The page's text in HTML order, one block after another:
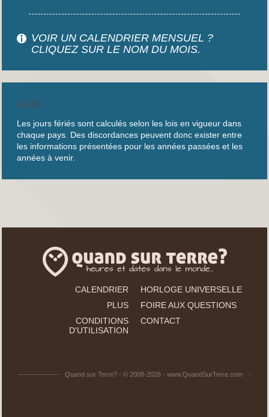
VOIR UN CALENDRIER MENSUEL ?
CLIQUEZ SUR LE NOM DU MOIS.
AVIS
Les jours fériés sont calculés selon les lois en vigueur dans
chaque pays. Des discordances peuvent donc exister entre
les informations présentées pour les années passées et les
années à venir.
CALENDRIER
HORLOGE UNIVERSELLE
PLUS
FOIRE AUX QUESTIONS
CONDITIONS
D'UTILISATION
CONTACT
Quand sur Terre? - © 2008-2026 - www.QuandSurTerre.com